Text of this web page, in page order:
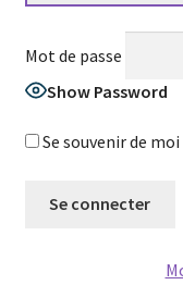
Mot de passe
Show Password
Se souvenir de moi